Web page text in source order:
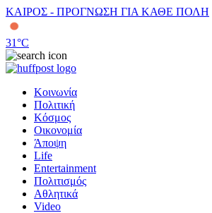
ΚΑΙΡΟΣ - ΠΡΟΓΝΩΣΗ ΓΙΑ ΚΑΘΕ ΠΟΛΗ
31°C
Κοινωνία
Πολιτική
Κόσμος
Οικονομία
Άποψη
Life
Entertainment
Πολιτισμός
Αθλητικά
Video